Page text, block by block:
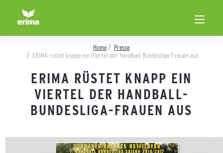
Home
Presse
ERIMA rüstet knapp ein Viertel der Handball-Bundesliga-Frauen aus
ERIMA RÜSTET KNAPP EIN
VIERTEL DER HANDBALL-
BUNDESLIGA-FRAUEN AUS